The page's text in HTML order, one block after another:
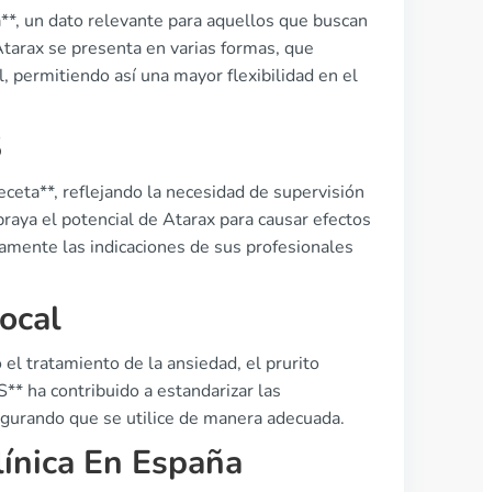
un dato relevante para aquellos que buscan
se presenta en varias formas, que
permitiendo así una mayor flexibilidad en el
reflejando la necesidad de supervisión
el potencial de Atarax para causar efectos
las indicaciones de sus profesionales
el tratamiento de la ansiedad, el prurito
ha contribuido a estandarizar las
que se utilice de manera adecuada.
En España